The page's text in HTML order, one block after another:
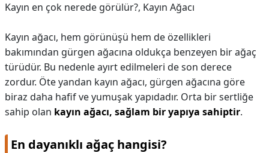
Kayın en çok nerede görülür?, Kayın Ağacı
Kayın ağacı, hem görünüşü hem de özellikleri
bakımından gürgen ağacına oldukça benzeyen bir ağaç
türüdür. Bu nedenle ayırt edilmeleri de son derece
zordur. Öte yandan kayın ağacı, gürgen ağacına göre
biraz daha hafif ve yumuşak yapıdadır. Orta bir sertliğe
sahip olan kayın ağacı, sağlam bir yapıya sahiptir.
En dayanıklı ağaç hangisi?